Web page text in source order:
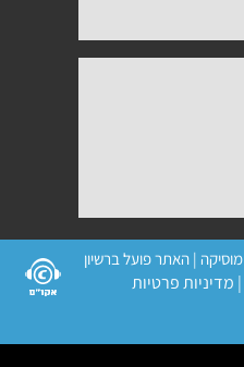
| מדיניות פרטיות